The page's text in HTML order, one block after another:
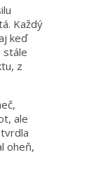
Každý
keď
stále
z
ale
oheň,